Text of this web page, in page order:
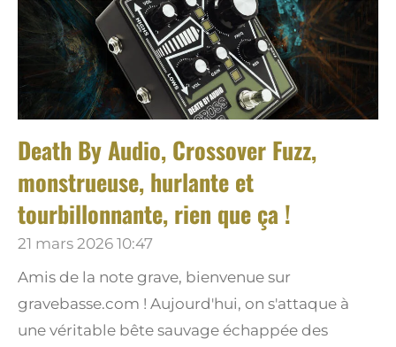
Death By Audio, Crossover Fuzz,
monstrueuse, hurlante et
tourbillonnante, rien que ça !
21 mars 2026 10:47
Amis de la note grave, bienvenue sur
gravebasse.com ! Aujourd'hui, on s'attaque à
une véritable bête sauvage échappée des